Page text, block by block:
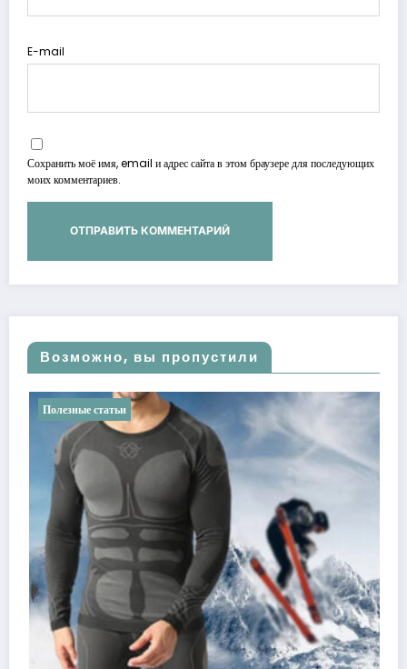
E-mail
Сохранить моё имя, email и адрес сайта в этом браузере для последующих
моих комментариев.
Возможно, вы пропустили
Полезные статьи